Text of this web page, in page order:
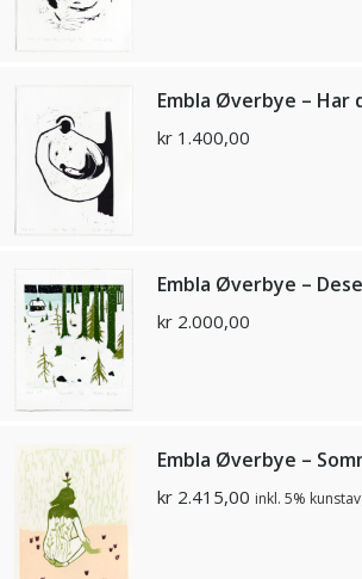
Embla Øverbye – Har
kr 1.400,00
Embla Øverbye –
kr 2.000,00
Embla Øverbye –
kr 2.415,00 inkl. 5%